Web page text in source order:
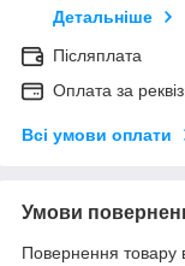
Детальніше
Післяплата
Оплата за
Всі умови оплати
Умови
Повернення товару